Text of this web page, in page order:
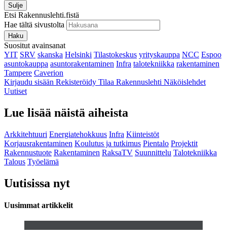
Sulje
Etsi Rakennuslehti.fistä
Hae tältä sivustolta
Haku
Suositut avainsanat
YIT SRV skanska Helsinki Tilastokeskus yrityskauppa NCC Espoo
asuntokauppa asuntorakentaminen Infra talotekniikka rakentaminen
Tampere Caverion
Kirjaudu sisään Rekisteröidy Tilaa Rakennuslehti Näköislehdet
Uutiset
Lue lisää näistä aiheista
Arkkitehtuuri Energiatehokkuus Infra Kiinteistöt
Korjausrakentaminen Koulutus ja tutkimus Pientalo Projektit
Rakennustuote Rakentaminen RaksaTV Suunnittelu Talotekniikka
Talous Työelämä
Uutisissa nyt
Uusimmat artikkelit